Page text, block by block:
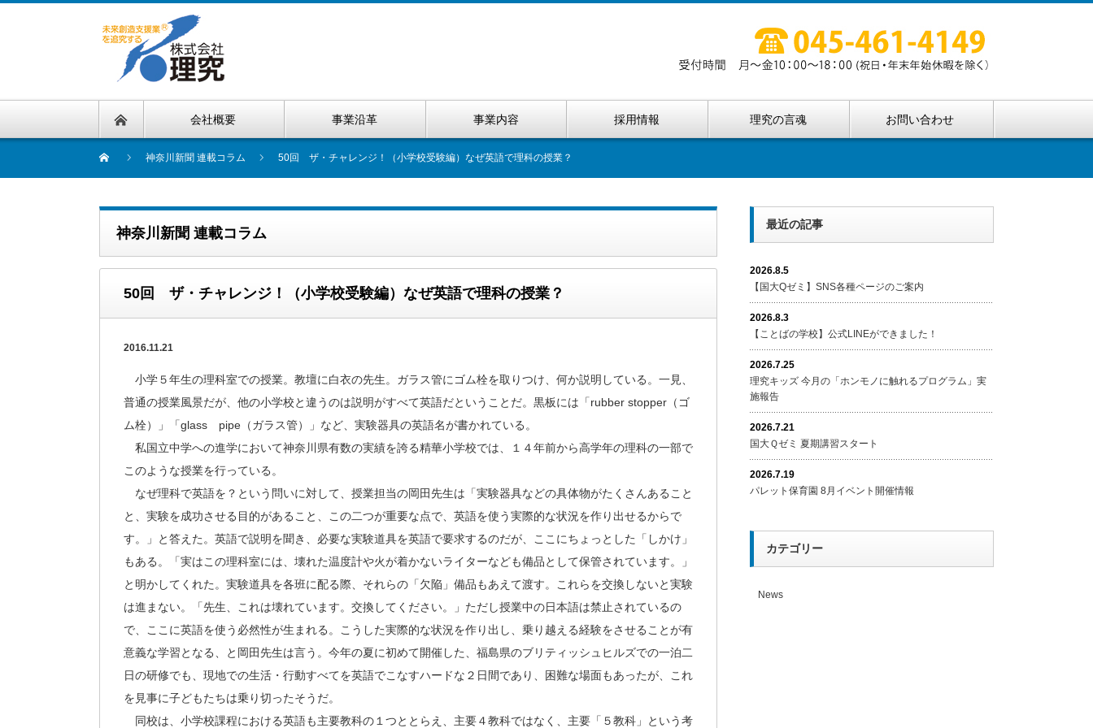
会社概要 事業沿革 事業内容 採用情報 理究の言魂 お問い合わせ
神奈川新聞 連載コラム 50回 ザ・チャレンジ！（小学校受験編）なぜ英語で理科の授業？
神奈川新聞 連載コラム
50回 ザ・チャレンジ！（小学校受験編）なぜ英語で理科の授業？
2016.11.21
小学５年生の理科室での授業。教壇に白衣の先生。ガラス管にゴム栓を取りつけ、何か説明している。一見、
普通の授業風景だが、他の小学校と違うのは説明がすべて英語だということだ。黒板には「rubber stopper（ゴ
ム栓）」「glass pipe（ガラス管）」など、実験器具の英語名が書かれている。
私国立中学への進学において神奈川県有数の実績を誇る精華小学校では、１４年前から高学年の理科の一部で
このような授業を行っている。
なぜ理科で英語を？という問いに対して、授業担当の岡田先生は「実験器具などの具体物がたくさんあること
と、実験を成功させる目的があること、この二つが重要な点で、英語を使う実際的な状況を作り出せるからで
す。」と答えた。英語で説明を聞き、必要な実験道具を英語で要求するのだが、ここにちょっとした「しかけ」
もある。「実はこの理科室には、壊れた温度計や火が着かないライターなども備品として保管されています。」
と明かしてくれた。実験道具を各班に配る際、それらの「欠陥」備品もあえて渡す。これらを交換しないと実験
は進まない。「先生、これは壊れています。交換してください。」ただし授業中の日本語は禁止されているの
で、ここに英語を使う必然性が生まれる。こうした実際的な状況を作り出し、乗り越える経験をさせることが有
意義な学習となる、と岡田先生は言う。今年の夏に初めて開催した、福島県のブリティッシュヒルズでの一泊二
日の研修でも、現地での生活・行動すべてを英語でこなすハードな２日間であり、困難な場面もあったが、これ
を見事に子どもたちは乗り切ったそうだ。
同校は、小学校課程における英語も主要教科の１つととらえ、主要４教科ではなく、主要「５教科」という考
最近の記事
2026.8.5
【国大Qゼミ】SNS各種ページのご案内
2026.8.3
【ことばの学校】公式LINEができました！
2026.7.25
理究キッズ 今月の「ホンモノに触れるプログラム」実
施報告
2026.7.21
国大Ｑゼミ 夏期講習スタート
2026.7.19
パレット保育園 8月イベント開催情報
カテゴリー
News